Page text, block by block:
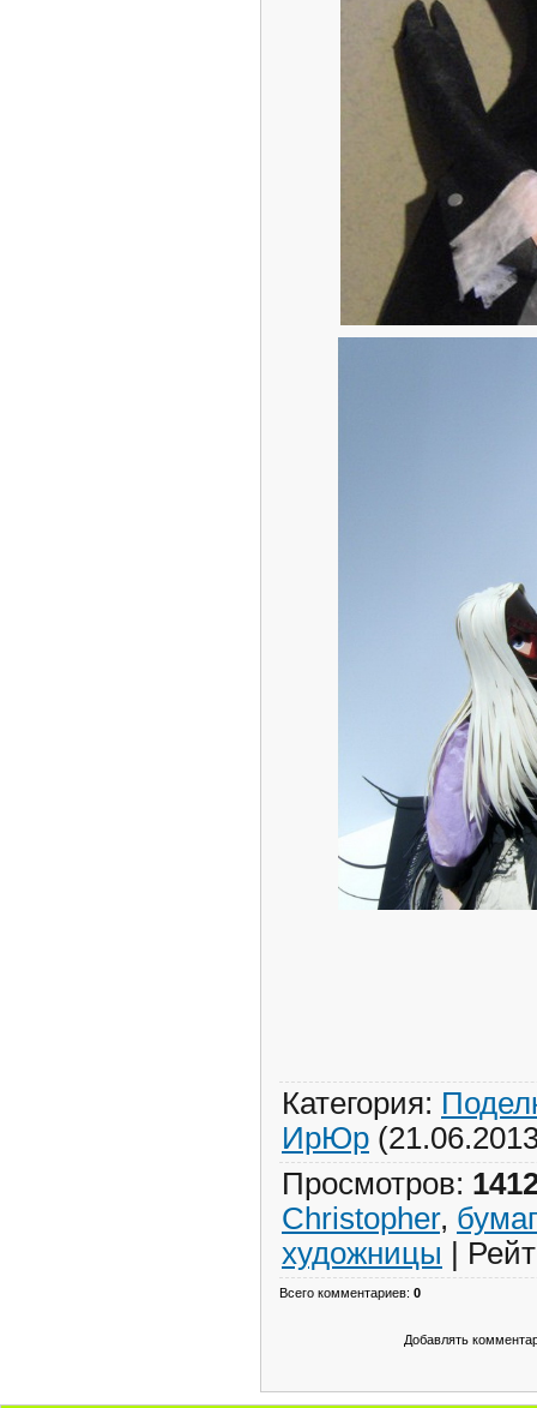
Категория:
ИрЮр
Просмотров:
Christopher,
художницы |
Всего комментариев: 0
Добавлять